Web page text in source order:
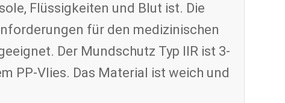
Flüssigkeiten und Blut ist. Die
für den medizinischen
Der Mundschutz Typ IIR ist 3-
PP-Vlies. Das Material ist weich und